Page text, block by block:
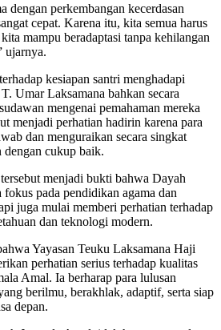
dengan perkembangan kecerdasan
cepat. Karena itu, kita semua harus
mampu beradaptasi tanpa kehilangan
ujarnya.
kesiapan santri menghadapi
Umar Laksamana bahkan secara
mengenai pemahaman mereka
menjadi perhatian hadirin karena para
dan menguraikan secara singkat
dengan cukup baik.
menjadi bukti bahwa Dayah
pada pendidikan agama dan
juga mulai memberi perhatian terhadap
dan teknologi modern.
Yayasan Teuku Laksamana Haji
perhatian serius terhadap kualitas
Amal. Ia berharap para lulusan
berilmu, berakhlak, adaptif, serta siap
depan.